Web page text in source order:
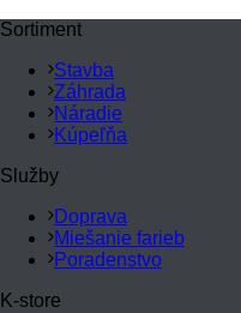
Sortiment
Stavba
Záhrada
Náradie
Kúpeľňa
Služby
Doprava
Miešanie farieb
Poradenstvo
K-store